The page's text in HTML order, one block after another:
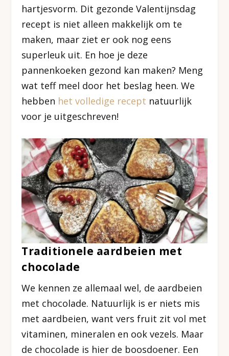
hartjesvorm. Dit gezonde Valentijnsdag
recept is niet alleen makkelijk om te
maken, maar ziet er ook nog eens
superleuk uit. En hoe je deze
pannenkoeken gezond kan maken? Meng
wat teff meel door het beslag heen. We
hebben het volledige recept natuurlijk
voor je uitgeschreven!
Traditionele aardbeien met
chocolade
We kennen ze allemaal wel, de aardbeien
met chocolade. Natuurlijk is er niets mis
met aardbeien, want vers fruit zit vol met
vitaminen, mineralen en ook vezels. Maar
de chocolade is hier de boosdoener. Een